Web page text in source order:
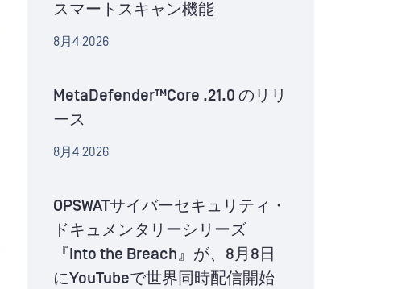
スマートスキャン機能
8月4 2026
MetaDefender™Core .21.0 のリリ
ース
8月4 2026
OPSWATサイバーセキュリティ・
ドキュメンタリーシリーズ
『Into the Breach』が、8月8日
にYouTubeで世界同時配信開始